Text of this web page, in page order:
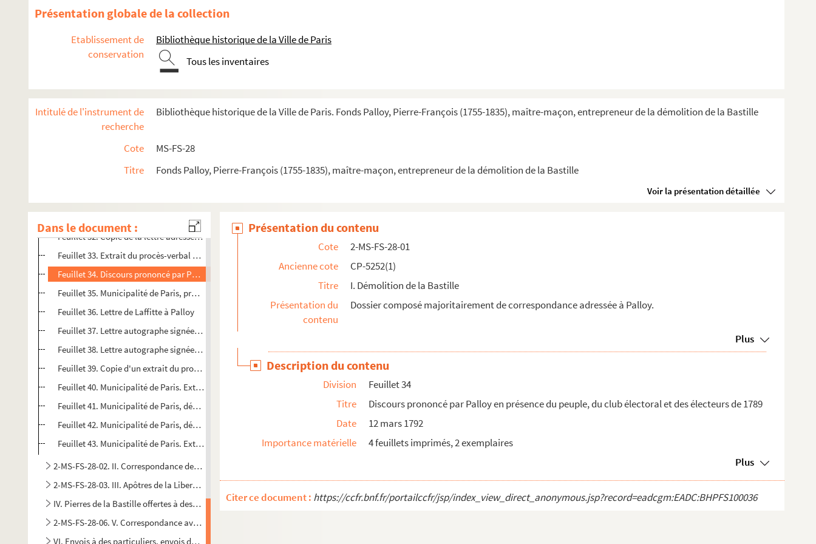
Présentation globale de la collection
Etablissement de
conservation
Bibliothèque historique de la Ville de Paris
Tous les inventaires
Intitulé de l'instrument de
recherche
Bibliothèque historique de la Ville de Paris. Fonds Palloy, Pierre-François (1755-1835), maître-maçon, entrepreneur de la démolition de la Bastille
Cote
MS-FS-28
Titre
Fonds Palloy, Pierre-François (1755-1835), maître-maçon, entrepreneur de la démolition de la Bastille
Voir la présentation détaillée
Dans le document :
Feuillet 20. Lettre autographe signée d’ A. L. Millin à Palloy
Feuillet 22. Municipalité de Paris, département des travaux publics
Feuillet 23. Lettre autographe signée de Champion, officier municipal, administrateur au département des travaux ...
Feuillet 26. Municipalité de Paris, département de police
Feuillet 27. Municipalité de Paris, département des travaux publics
Feuillet 29. Municipalité de Paris, département des travaux publics
Feuillet 31. Municipalité de Paris, département des travaux publics
Feuillet 32. Copie de la lettre adressée par Palloy au président des électeurs de 1789
Feuillet 33. Extrait du procès-verbal de l'Assemblée nationale
Feuillet 34. Discours prononcé par Palloy en présence du peuple, du club électoral et des électeurs de 1789
Feuillet 35. Municipalité de Paris, procureur de la Commune
Feuillet 36. Lettre de Laffitte à Palloy
Feuillet 37. Lettre autographe signée de Leclerc à Palloy
Feuillet 38. Lettre autographe signée de Laffitte à Palloy
Feuillet 39. Copie d'un extrait du procès-verbal de la séance du club central des électeurs de 1789
Feuillet 40. Municipalité de Paris. Extrait du registre des délibérations du conseil général de la Commune de Par...
Feuillet 41. Municipalité de Paris, département des travaux publics
Feuillet 42. Municipalité de Paris, département des travaux publics
Feuillet 43. Municipalité de Paris. Extrait du registre des délibérations du conseil général des commissaires des...
2-MS-FS-28-02. II. Correspondance de Palloy
2-MS-FS-28-03. III. Apôtres de la Liberté. Pierres de la Bastille
IV. Pierres de la Bastille offertes à des institutions établies à Paris
2-MS-FS-28-06. V. Correspondance avec les départements au sujet de l'envoi des pierres de la Bastille
VI. Envois à des particuliers, envois de pierres, envois de plans, envois de médailles
Présentation du contenu
Cote
2-MS-FS-28-01
Ancienne cote
CP-5252(1)
Titre
I. Démolition de la Bastille
Présentation du
contenu
Dossier composé majoritairement de correspondance adressée à Palloy.
Plus
Description du contenu
Division
Feuillet 34
Titre
Discours prononcé par Palloy en présence du peuple, du club électoral et des électeurs de 1789
Date
12 mars 1792
Importance matérielle
4 feuillets imprimés, 2 exemplaires
Plus
Citer ce document : https://ccfr.bnf.fr/portailccfr/jsp/index_view_direct_anonymous.jsp?record=eadcgm:EADC:BHPFS100036